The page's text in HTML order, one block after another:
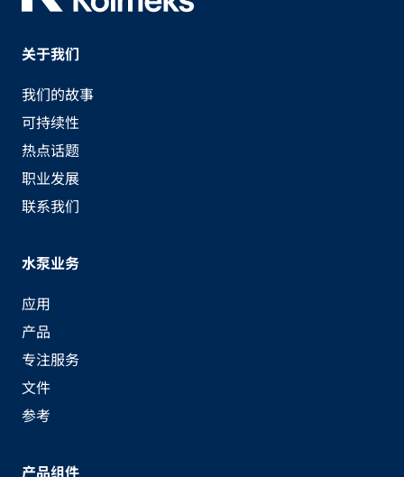
关于我们
我们的故事
可持续性
热点话题
职业发展
联系我们
水泵业务
应用
产品
专注服务
文件
参考
产品组件